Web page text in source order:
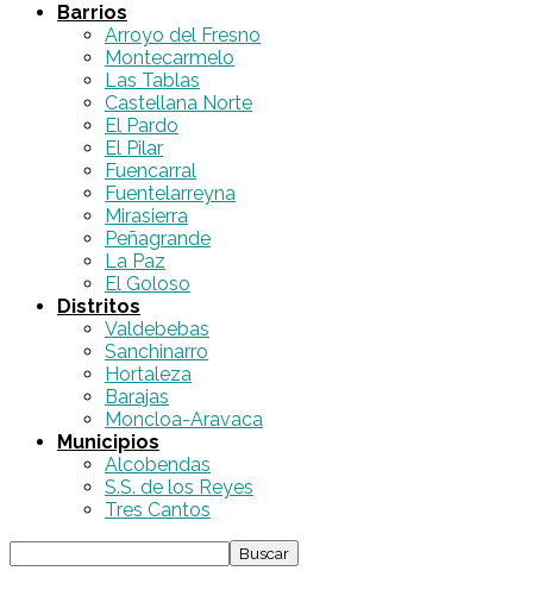
Barrios
Arroyo del Fresno
Montecarmelo
Las Tablas
Castellana Norte
El Pardo
El Pilar
Fuencarral
Fuentelarreyna
Mirasierra
Peñagrande
La Paz
El Goloso
Distritos
Valdebebas
Sanchinarro
Hortaleza
Barajas
Moncloa-Aravaca
Municipios
Alcobendas
S.S. de los Reyes
Tres Cantos